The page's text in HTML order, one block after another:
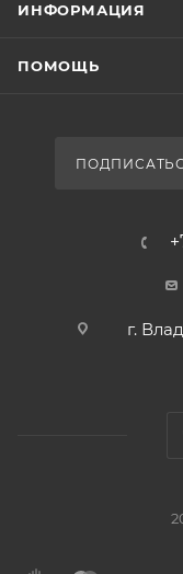
ИНФОРМАЦИЯ
ПОМОЩЬ
г.